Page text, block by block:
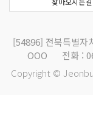
[54896] 전북특별자
OOO
전화 :
Copyright ©